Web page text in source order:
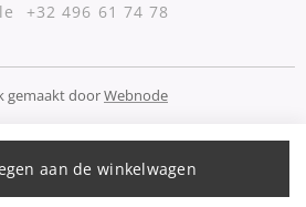
aan de winkelwagen
+32 496 61 74 78
gemaakt doorWebnode